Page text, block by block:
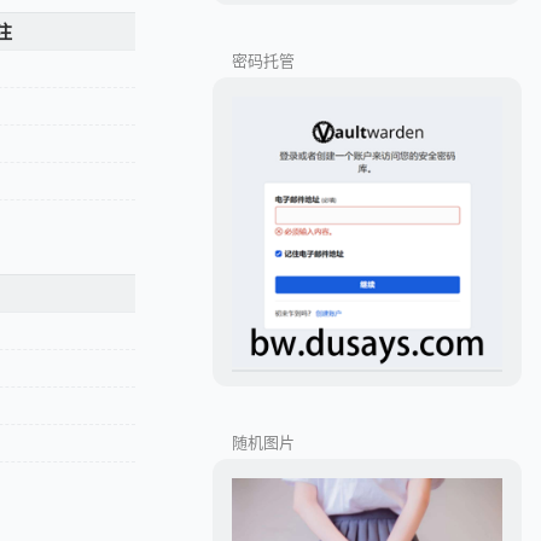
密码托管
随机图片